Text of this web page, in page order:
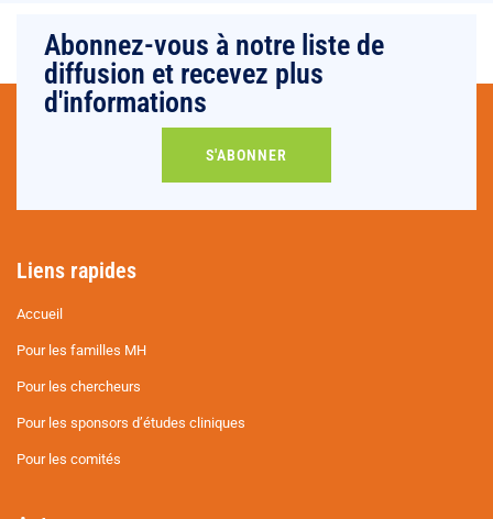
Abonnez-vous à notre liste de
diffusion et recevez plus
d'informations
S'ABONNER
Liens rapides
Accueil
Pour les familles MH
Pour les chercheurs
Pour les sponsors d’études cliniques
Pour les comités